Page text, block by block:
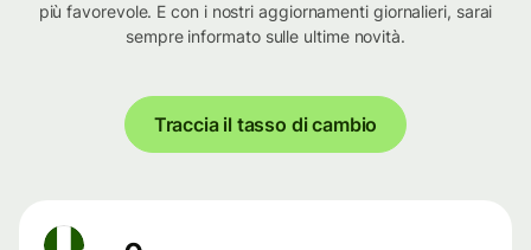
più favorevole. E con i nostri aggiornamenti giornalieri, sarai
sempre informato sulle ultime novità.
Traccia il tasso di cambio